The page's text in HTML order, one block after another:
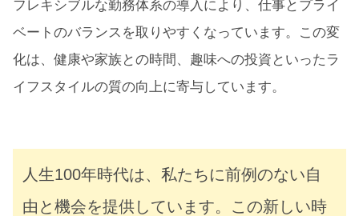
フレキシブルな勤務体系の導入により、仕事とプライ
ベートのバランスを取りやすくなっています。この変
化は、健康や家族との時間、趣味への投資といったラ
イフスタイルの質の向上に寄与しています。
人生100年時代は、私たちに前例のない自
由と機会を提供しています。この新しい時